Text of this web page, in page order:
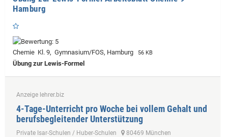
Hamburg
Chemie Kl. 9, Gymnasium/FOS, Hamburg 56 KB
Übung zur Lewis-Formel
Anzeige lehrer.biz
4-Tage-Unterricht pro Woche bei vollem Gehalt und
berufsbegleitender Unterstützung
Private Isar-Schulen / Huber-Schulen 80469 München